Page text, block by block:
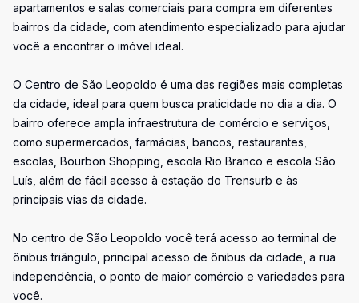
apartamentos e salas comerciais para compra em diferentes
bairros da cidade, com atendimento especializado para ajudar
você a encontrar o imóvel ideal.
O Centro de São Leopoldo é uma das regiões mais completas
da cidade, ideal para quem busca praticidade no dia a dia. O
bairro oferece ampla infraestrutura de comércio e serviços,
como supermercados, farmácias, bancos, restaurantes,
escolas, Bourbon Shopping, escola Rio Branco e escola São
Luís, além de fácil acesso à estação do Trensurb e às
principais vias da cidade.
No centro de São Leopoldo você terá acesso ao terminal de
ônibus triângulo, principal acesso de ônibus da cidade, a rua
independência, o ponto de maior comércio e variedades para
você.